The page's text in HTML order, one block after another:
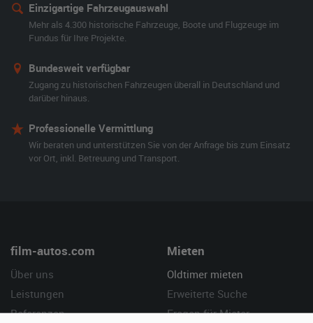
Einzigartige Fahrzeugauswahl
Mehr als 4.300 historische Fahrzeuge, Boote und Flugzeuge im
Fundus für Ihre Projekte.
Bundesweit verfügbar
Zugang zu historischen Fahrzeugen überall in Deutschland und
darüber hinaus.
Professionelle Vermittlung
Wir beraten und unterstützen Sie von der Anfrage bis zum Einsatz
vor Ort, inkl. Betreuung und Transport.
film-autos.com
Über uns
Leistungen
Referenzen
Mieten
Oldtimer mieten
Erweiterte Suche
Fragen für Mieter